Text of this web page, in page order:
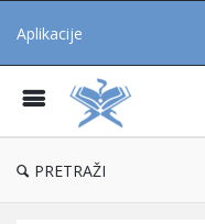
Aplikacije
PRETRAŽI